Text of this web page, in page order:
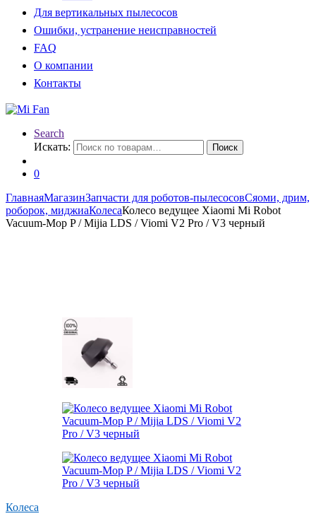
Для вертикальных пылесосов
Ошибки, устранение неисправностей
FAQ
О компании
Контакты
Search
Искать:
Поиск
0
ГлавнаяМагазинЗапчасти для роботов-пылесосовСяоми, дрим,
роборок, миджиаКолесаКолесо ведущее Xiaomi Mi Robot
Vacuum-Mop P / Mijia LDS / Viomi V2 Pro / V3 черный
Колеса